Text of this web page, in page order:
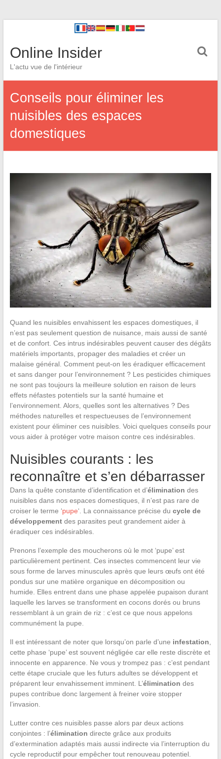
Online Insider
L'actu vue de l'intérieur
Conseils pour éliminer les
nuisibles des espaces
domestiques
Quand les nuisibles envahissent les espaces domestiques, il
n’est pas seulement question de nuisance, mais aussi de santé
et de confort. Ces intrus indésirables peuvent causer des dégâts
matériels importants, propager des maladies et créer un
malaise général. Comment peut-on les éradiquer efficacement
et sans danger pour l’environnement ? Les pesticides chimiques
ne sont pas toujours la meilleure solution en raison de leurs
effets néfastes potentiels sur la santé humaine et
l’environnement. Alors, quelles sont les alternatives ? Des
méthodes naturelles et respectueuses de l’environnement
existent pour éliminer ces nuisibles. Voici quelques conseils pour
vous aider à protéger votre maison contre ces indésirables.
Nuisibles courants : les
reconnaître et s’en débarrasser
Dans la quête constante d’identification et d’élimination des
nuisibles dans nos espaces domestiques, il n’est pas rare de
croiser le terme ‘pupe‘. La connaissance précise du cycle de
développementdes parasites peut grandement aider à
éradiquer ces indésirables.
Prenons l’exemple des moucherons où le mot ‘pupe’ est
particulièrement pertinent. Ces insectes commencent leur vie
sous forme de larves minuscules après que leurs œufs ont été
pondus sur une matière organique en décomposition ou
humide. Elles entrent dans une phase appelée pupaison durant
laquelle les larves se transforment en cocons dorés ou bruns
ressemblant à un grain de riz : c’est ce que nous appelons
communément la pupe.
Il est intéressant de noter que lorsqu’on parle d’une infestation,
cette phase ‘pupe’ est souvent négligée car elle reste discrète et
innocente en apparence. Ne vous y trompez pas : c’est pendant
cette étape cruciale que les futurs adultes se développent et
préparent leur envahissement imminent. L’élimination des
pupes contribue donc largement à freiner voire stopper
l’invasion.
Lutter contre ces nuisibles passe alors par deux actions
conjointes : l’élimination directe grâce aux produits
d’extermination adaptés mais aussi indirecte via l’interruption du
cycle reproductif pour empêcher tout renouveau potentiel.